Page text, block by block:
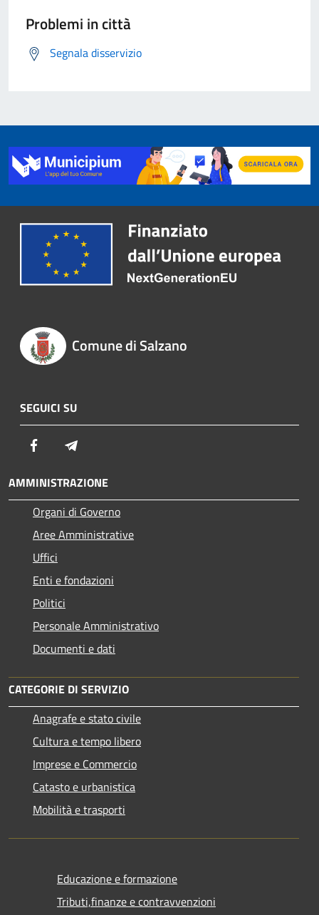
Problemi in città
Segnala disservizio
Comune di Salzano
SEGUICI SU
Facebook
AMMINISTRAZIONE
Organi di Governo
Aree Amministrative
Uffici
Enti e fondazioni
Politici
Personale Amministrativo
Documenti e dati
CATEGORIE DI SERVIZIO
Anagrafe e stato civile
Cultura e tempo libero
Imprese e Commercio
Catasto e urbanistica
Mobilità e trasporti
Educazione e formazione
Tributi,finanze e contravvenzioni